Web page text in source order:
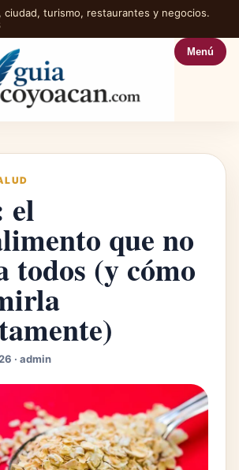
ciudad, turismo, restaurantes y negocios.
Menú
el
que no
todos (y cómo
· admin